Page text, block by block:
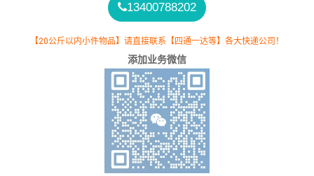
13400788202
【20公斤以内小件物品】请直接联系【四通一达等】各大快递公司！
添加业务微信